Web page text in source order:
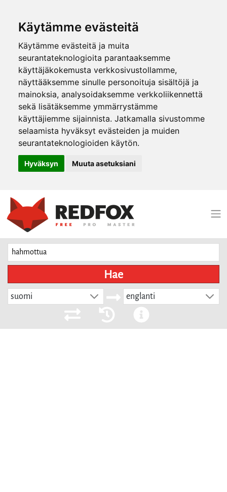
Käytämme evästeitä
Käytämme evästeitä ja muita
seurantateknologioita parantaaksemme
käyttäjäkokemusta verkkosivustollamme,
näyttääksemme sinulle personoituja sisältöjä ja
mainoksia, analysoidaksemme verkkoliikennettä
sekä lisätäksemme ymmärrystämme
käyttäjiemme sijainnista. Jatkamalla sivustomme
selaamista hyväksyt evästeiden ja muiden
seurantateknologioiden käytön.
Hyväksyn Muuta asetuksiani
Hae
suomi englanti